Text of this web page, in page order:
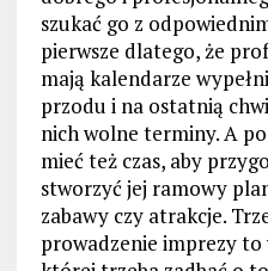
szukać go z
pierwsze dlatego, że
mają kalendarze
przodu i na ostatnią
nich wolne terminy. A
mieć też czas, aby
stworzyć jej ramowy
zabawy czy atrakcje.
prowadzenie imprezy to